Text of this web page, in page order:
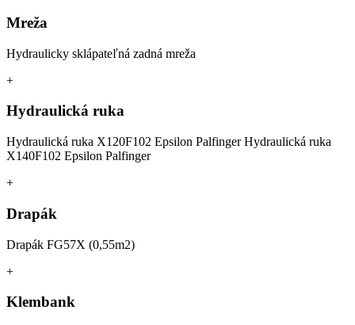
Mreža
Hydraulicky sklápateľná zadná mreža
+
Hydraulická ruka
Hydraulická ruka X120F102 Epsilon Palfinger Hydraulická ruka
X140F102 Epsilon Palfinger
+
Drapák
Drapák FG57X (0,55m2)
+
Klembank